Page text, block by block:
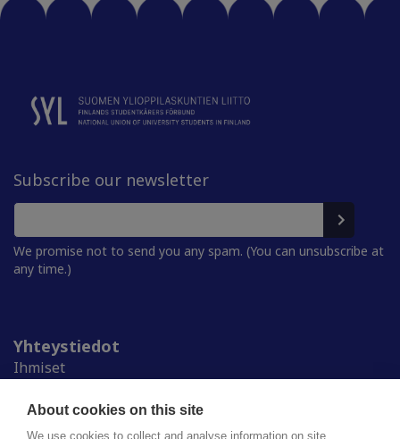
About cookies on this site
We use cookies to collect and analyse information on site
Subscribe our newsletter
We promise not to send you any spam. (You can unsubscribe at
any time.)
Yhteystiedot
Ihmiset
Ylioppilaskunnat
Alumnille